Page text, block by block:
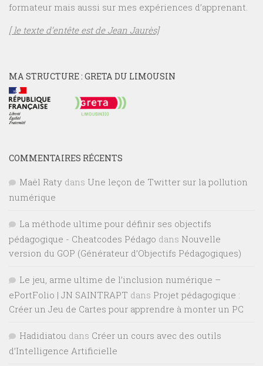
formateur mais aussi sur mes expériences d’apprenant.
[ le texte d’entête est de Jean Jaurès]
MA STRUCTURE : GRETA DU LIMOUSIN
COMMENTAIRES RÉCENTS
Maël Raty dans Une leçon de Twitter sur la pollution
numérique
La méthode ultime pour définir ses objectifs
pédagogique - Cheatcodes Pédago dans Nouvelle
version du GOP (Générateur d’Objectifs Pédagogiques)
Le jeu, arme ultime de l’inclusion numérique –
ePortFolio | JN SAINTRAPT dans Projet pédagogique :
Créer un Jeu de Cartes pour apprendre à monter un PC
Hadidiatou dans Créer un cours avec des outils
d’Intelligence Artificielle